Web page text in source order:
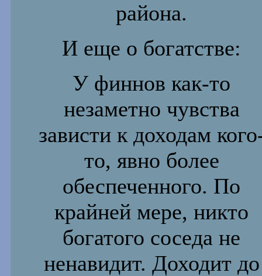
района.
И еще о богатстве:
У финнов как-то
незаметно чувства
зависти к доходам
то, явно более
обеспеченного. По
крайней мере, никто
богатого соседа не
ненавидит. Доходит до